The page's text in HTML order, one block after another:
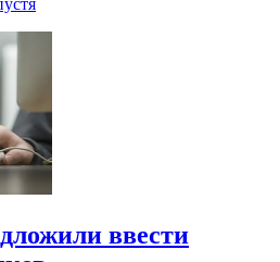
ввести